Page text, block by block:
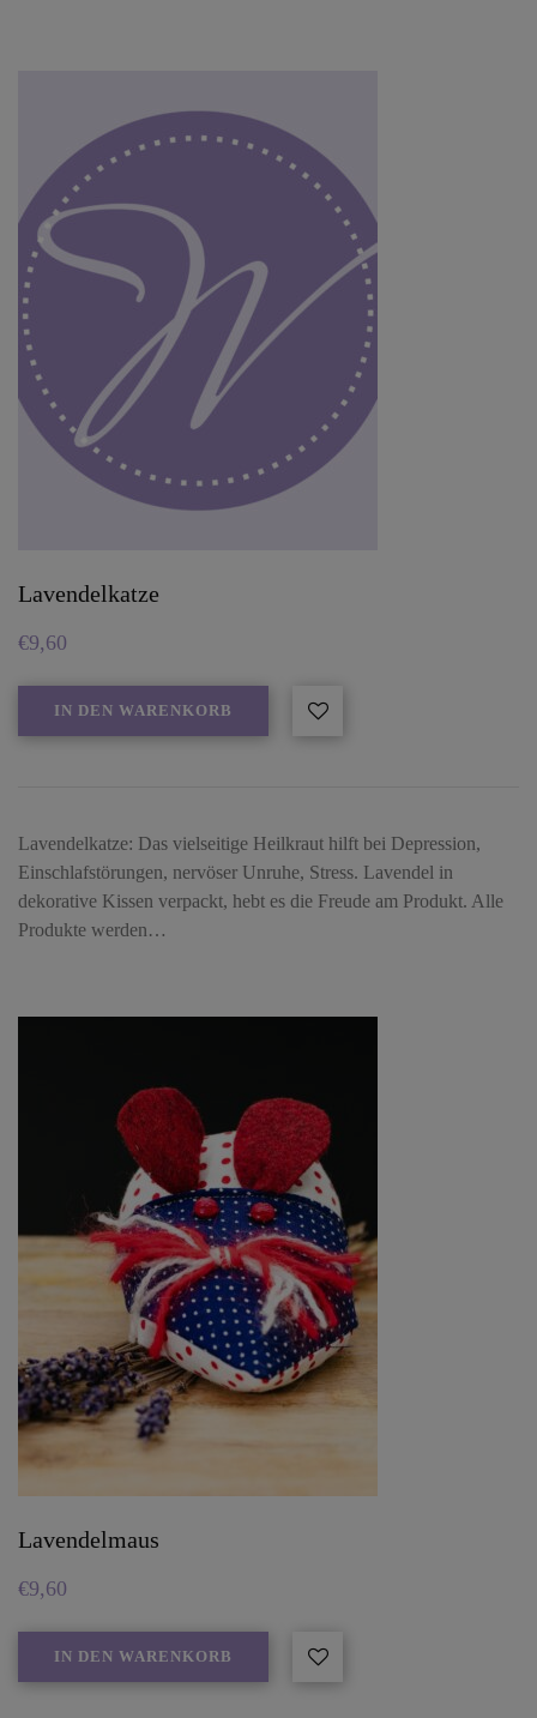
Lavendelkatze
€9,60
IN DEN WARENKORB
Lavendelkatze: Das vielseitige Heilkraut hilft bei Depression,
Einschlafstörungen, nervöser Unruhe, Stress. Lavendel in
dekorative Kissen verpackt, hebt es die Freude am Produkt. Alle
Produkte werden…
Lavendelmaus
€9,60
IN DEN WARENKORB